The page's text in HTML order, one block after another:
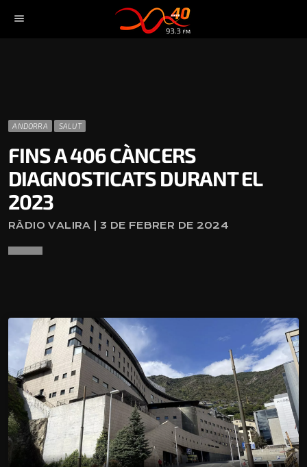
menu
ANDORRA SALUT
FINS A 406 CÀNCERS
DIAGNOSTICATS DURANT EL
2023
RÀDIO VALIRA | 3 DE FEBRER DE 2024